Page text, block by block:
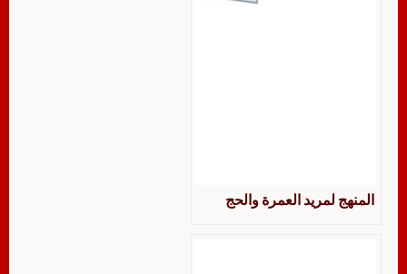
المنهج لمريد العمرة والحج